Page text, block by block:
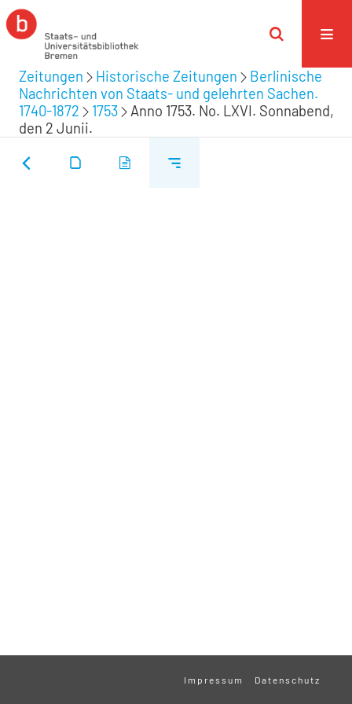
Zeitungen Historische Zeitungen
Berlinische
Nachrichten von Staats- und gelehrten Sachen.
1740-1872
1753
Anno 1753. No. LXVI. Sonnabend,
den 2 Junii.
Impressum Datenschutz